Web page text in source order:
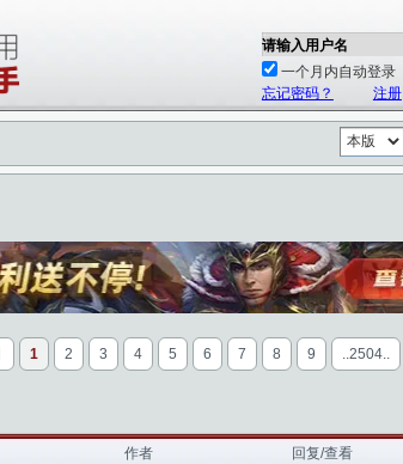
请输入用户名
一个月内自动登录
忘记密码？
注册
1 2 3 4 5 6 7 8 9 ..2504..
作者 回复/查看